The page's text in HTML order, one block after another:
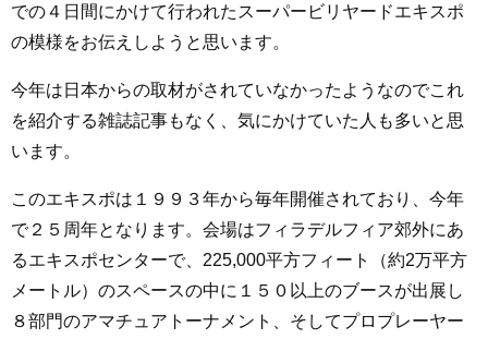
での４日間にかけて行われたスーパービリヤードエキスポ
の模様をお伝えしようと思います。
今年は日本からの取材がされていなかったようなのでこれ
を紹介する雑誌記事もなく、気にかけていた人も多いと思
います。
このエキスポは１９９３年から毎年開催されており、今年
で２５周年となります。会場はフィラデルフィア郊外にあ
るエキスポセンターで、 225,000平方フィート（約2万平方
メートル）のスペースの中に１５０以上のブースが出展し
８部門のアマチュアトーナメント、そしてプロプレーヤー